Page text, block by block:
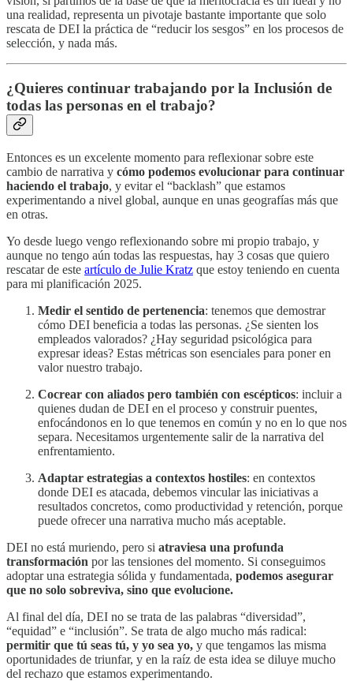
una realidad, representa un pivotaje bastante importante que solo
rescata de DEI la práctica de “reducir los sesgos” en los procesos de
selección, y nada más.
¿Quieres continuar trabajando por la Inclusión de
todas las personas en el trabajo?
Entonces es un excelente momento para reflexionar sobre este
cambio de narrativa y cómo podemos evolucionar para continuar
haciendo el trabajo, y evitar el “backlash” que estamos
experimentando a nivel global, aunque en unas geografías más que
en otras.
Yo desde luego vengo reflexionando sobre mi propio trabajo, y
aunque no tengo aún todas las respuestas, hay 3 cosas que quiero
rescatar de este artículo de Julie Kratz que estoy teniendo en cuenta
para mi planificación 2025.
Medir el sentido de pertenencia: tenemos que demostrar
cómo DEI beneficia a todas las personas. ¿Se sienten los
empleados valorados? ¿Hay seguridad psicológica para
expresar ideas? Estas métricas son esenciales para poner en
valor nuestro trabajo.
Cocrear con aliados pero también con escépticos: incluir a
quienes dudan de DEI en el proceso y construir puentes,
enfocándonos en lo que tenemos en común y no en lo que nos
separa. Necesitamos urgentemente salir de la narrativa del
enfrentamiento.
Adaptar estrategias a contextos hostiles: en contextos
donde DEI es atacada, debemos vincular las iniciativas a
resultados concretos, como productividad y retención, porque
puede ofrecer una narrativa mucho más aceptable.
DEI no está muriendo, pero si atraviesa una profunda
transformación por las tensiones del momento. Si conseguimos
adoptar una estrategia sólida y fundamentada, podemos asegurar
que no solo sobreviva, sino que evolucione.
Al final del día, DEI no se trata de las palabras “diversidad”,
“equidad” e “inclusión”. Se trata de algo mucho más radical:
permitir que tú seas tú, y yo sea yo, y que tengamos las misma
oportunidades de triunfar, y en la raíz de esta idea se diluye mucho
del rechazo que estamos experimentando.